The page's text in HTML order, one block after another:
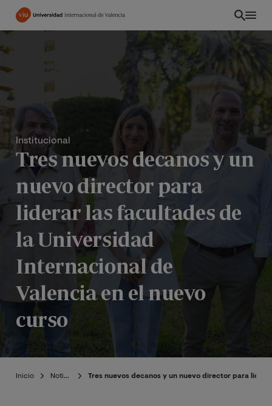
Pasar
contenido
principal
EC
Institucional
Tres nuevos decanos y un
nuevo director para
liderar las facultades de
la Universidad
Internacional de
Valencia en el nuevo
curso
Inicio Noticias Tres nuevos decanos y un nuevo director para